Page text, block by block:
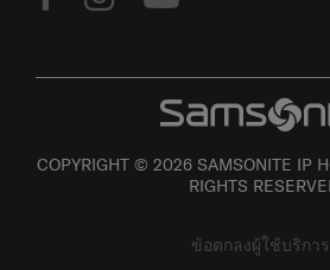
COPYRIGHT © 2026 SAMSONITE IP
RIGHTS
ข้อตกลงผู้ใช้บริการ